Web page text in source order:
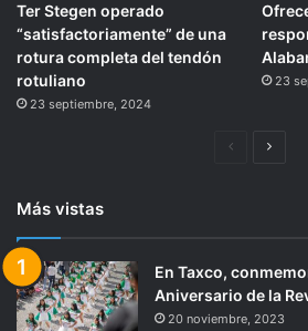
Ter Stegen operado
“satisfactoriamente” de una
rotura completa del tendón
rotuliano
23 septiembre, 2024
23
Página
Más vistas
En Taxco,
Aniversario de la
20 noviembre, 2023